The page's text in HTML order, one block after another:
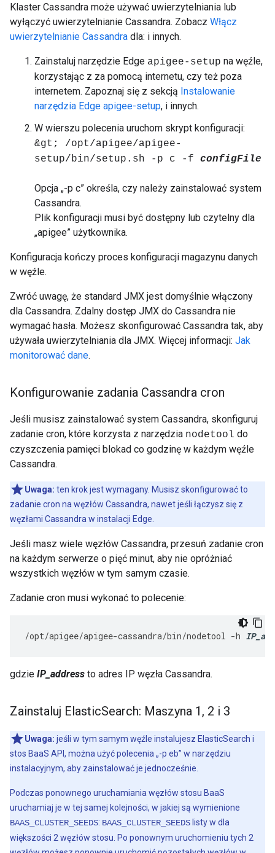
Klaster Cassandra może używać uwierzytelniania lub
wyłączyć uwierzytelnianie Cassandra. Zobacz Włącz
uwierzytelnianie Cassandra dla: i innych.
Zainstaluj narzędzie Edge apigee-setup na węźle,
korzystając z za pomocą internetu, czy też poza
internetem. Zapoznaj się z sekcją Instalowanie
narzędzia Edge apigee-setup, i innych.
W wierszu polecenia uruchom skrypt konfiguracji:
&gt; /opt/apigee/apigee-
setup/bin/setup.sh -p c -f configFile
Opcja „-p c” określa, czy należy zainstalować system
Cassandra.
Plik konfiguracji musi być dostępny lub czytelny dla
„apigee” użytkownika.
Konfiguracja kończy proces konfiguracji magazynu danych
w węźle.
Zwróć uwagę, że standard JMX jest domyślnie włączony
dla Cassandra. Zdalny dostęp JMX do Cassandra nie
wymagać hasła. Możesz skonfigurować Cassandra tak, aby
używała uwierzytelniania dla JMX. Więcej informacji: Jak
monitorować dane.
Konfigurowanie zadania Cassandra cron
Jeśli musisz zainstalować system Cassandra, skonfiguruj
zadanie cron, które korzysta z narzędzia nodetool do
czyszczenia pamięci blokad co godzinę w każdym węźle
Cassandra.
Uwaga: ten krok jest wymagany. Musisz skonfigurować to
zadanie cron na węzłów Cassandra, nawet jeśli łączysz się z
węzłami Cassandra w instalacji Edge.
Jeśli masz wiele węzłów Cassandra, przesuń zadanie cron
na każdym serwerze o pięć minut, aby nie opróżniać
wszystkich węzłów w tym samym czasie.
Zadanie cron musi wykonać to polecenie:
/opt/apigee/apigee-cassandra/bin/nodetool -h
gdzie IP_address to adres IP węzła Cassandra.
Zainstaluj ElasticSearch: Maszyna 1 , 2 i 3
Uwaga: jeśli w tym samym węźle instalujesz ElasticSearch i
stos BaaS API, można użyć polecenia „-p eb” w narzędziu
instalacyjnym, aby zainstalować je jednocześnie.
Podczas ponownego uruchamiania węzłów stosu BaaS
uruchamiaj je w tej samej kolejności, w jakiej są wymienione
BAAS_CLUSTER_SEEDS: BAAS_CLUSTER_SEEDS listy w dla
większości 2 węzłów stosu. Po ponownym uruchomieniu tych 2